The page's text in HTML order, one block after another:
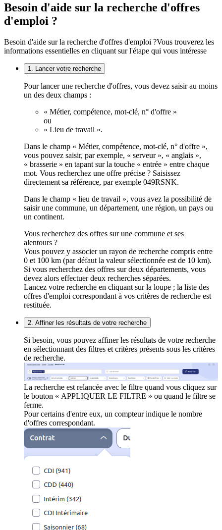
Besoin d'aide sur la recherche d'offres
d'emploi ?
Besoin d'aide sur la recherche d'offres d'emploi ?Vous trouverez les
informations essentielles en cliquant sur l'étape qui vous intéresse
1. Lancer votre recherche
Pour lancer une recherche d'offres, vous devez saisir au moins
un des deux champs :
« Métier, compétence, mot-clé, n° d'offre »
ou
« Lieu de travail ».
Dans le champ « Métier, compétence, mot-clé, n° d'offre »,
vous pouvez saisir, par exemple, « serveur », « anglais »,
« brasserie » en tapant sur la touche « entrée » entre chaque
mot. Vous recherchez une offre précise ? Saisissez
directement sa référence, par exemple 049RSNK.
Dans le champ « lieu de travail », vous avez la possibilité de
saisir une commune, un département, une région, un pays ou
un continent.
Vous recherchez des offres sur une commune et ses
alentours ?
Vous pouvez y associer un rayon de recherche compris entre
0 et 100 km (par défaut la valeur sélectionnée est de 10 km).
Si vous recherchez des offres sur deux départements, vous
devez alors effectuer deux recherches séparées.
Lancez votre recherche en cliquant sur la loupe ; la liste des
offres d'emploi correspondant à vos critères de recherche est
restituée.
2. Affiner les résultats de votre recherche
Si besoin, vous pouvez affiner les résultats de votre recherche
en sélectionnant des filtres et critères présents sous les critères
de recherche.
La recherche est relancée avec le filtre quand vous cliquez sur
le bouton « APPLIQUER LE FILTRE » ou quand le filtre se
ferme.
Pour certains d'entre eux, un compteur indique le nombre
d'offres correspondant.